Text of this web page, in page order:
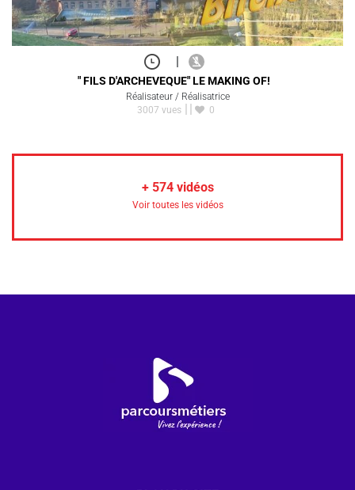
|
" FILS D'ARCHEVEQUE" LE MAKING OF!
Réalisateur / Réalisatrice
3007 vues
0
+ 574vidéos
Voir toutes les vidéos